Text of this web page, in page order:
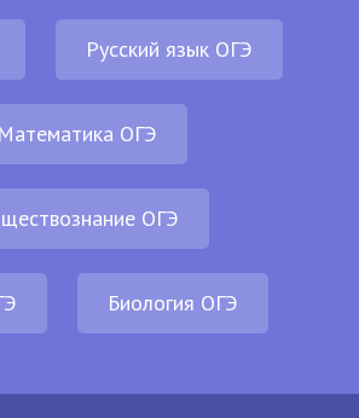
Русский язык ОГЭ
Математика ОГЭ
ОГЭ
Биология ОГЭ